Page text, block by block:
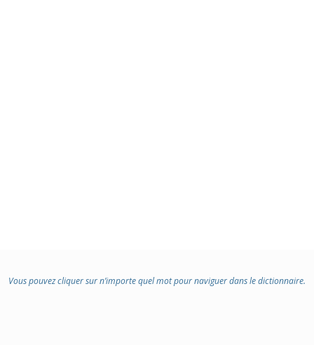
Vous pouvez cliquer sur n’importe quel mot pour naviguer dans le dictionnaire.